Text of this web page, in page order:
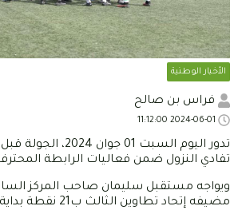
الأخبار الوطنية
فراس بن صالح
تدور اليوم السبت 01
تفادي النزول ضمن فعاليات الرابطة
مضيفه إتحاد تطاوين